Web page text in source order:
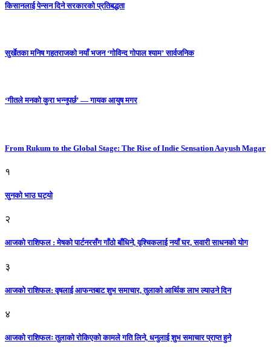
किसानलाई पेन्सन दिने सरकारको प्रतिबद्धता
सुर्खेतका मनिष गहतराजको नयाँ भजन ‘गोविन्द गोपाल श्याम’ सार्वजनिक
‘गीतले मनको कुरा भन्नुपर्छ’ — गायक आयुष मगर
From Rukum to the Global Stage: The Rise of Indie Sensation Aayush Magar
१
सुनको भाउ घट्याे
२
आजको राशिफल : मेषको पार्टनरसँग गाँठो बाँधिने, वृश्चिकलाई नयाँ घर, सवारी साधनकाे याेग
३
आजकाे राशिफल: वृषलाई आफन्तबाट शुभ समाचार, तुलाकाे आर्थिक लाभ ल्याउने दिन
४
आजको राशिफलः तुलाकाे रोकिएको कामले गति लिने, धनुलाई शुभ समाचार प्राप्त हुने